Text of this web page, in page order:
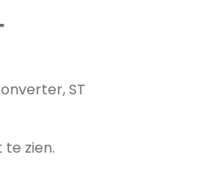
ST
zien.